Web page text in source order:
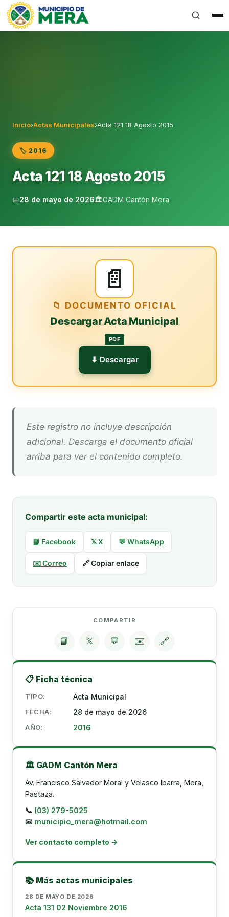
Gobierno Autónomo Descentralizado Municipal del
Inicio›Actas Municipales›Acta 121 18 Agosto 2015
🏷️ 2016
Acta 121 18 Agosto 2015
📅28 de mayo de 2026🏛️GADM Cantón Mera
📄
📁 DOCUMENTO OFICIAL
Descargar Acta Municipal
PDF
⬇ Descargar
Este registro no incluye descripción
adicional. Descarga el documento oficial
arriba para ver el contenido completo.
Compartir este acta municipal:
📘 Facebook 𝕏 X 💬 WhatsApp
✉️ Correo 🔗 Copiar enlace
COMPARTIR
📘 𝕏 💬 ✉️ 🔗
📋 Ficha técnica
TIPO: Acta Municipal
FECHA: 28 de mayo de 2026
AÑO: 2016
🏛️ GADM Cantón Mera
Av. Francisco Salvador Moral y Velasco Ibarra, Mera,
Pastaza.
📞 (03) 279-5025
📧 municipio_mera@hotmail.com
Ver contacto completo →
📚 Más actas municipales
28 DE MAYO DE 2026
Acta 131 02 Noviembre 2016